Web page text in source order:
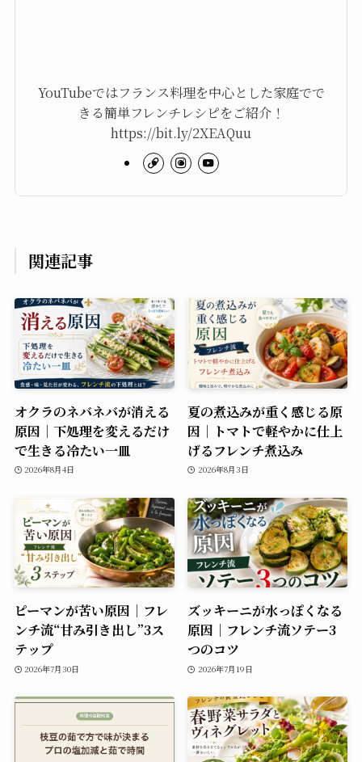
YouTubeではフランス料理を中心とした家庭でで
きる簡単フレンチレシピをご紹介！
https://bit.ly/2XEAQuu
関連記事
オクラのネバネバが消える
原因｜下処理を変えるだけ
で生きる冷たい一皿
2026年8月4日
夏の煮込みが重く感じる原
因｜トマトで軽やかに仕上
げるフレンチ煮込み
2026年8月3日
ピーマンが苦い原因｜フレ
ンチ流“甘み引き出し”3ス
テップ
2026年7月30日
ズッキーニが水っぽくなる
原因｜フレンチ流ソテー3
つのコツ
2026年7月19日